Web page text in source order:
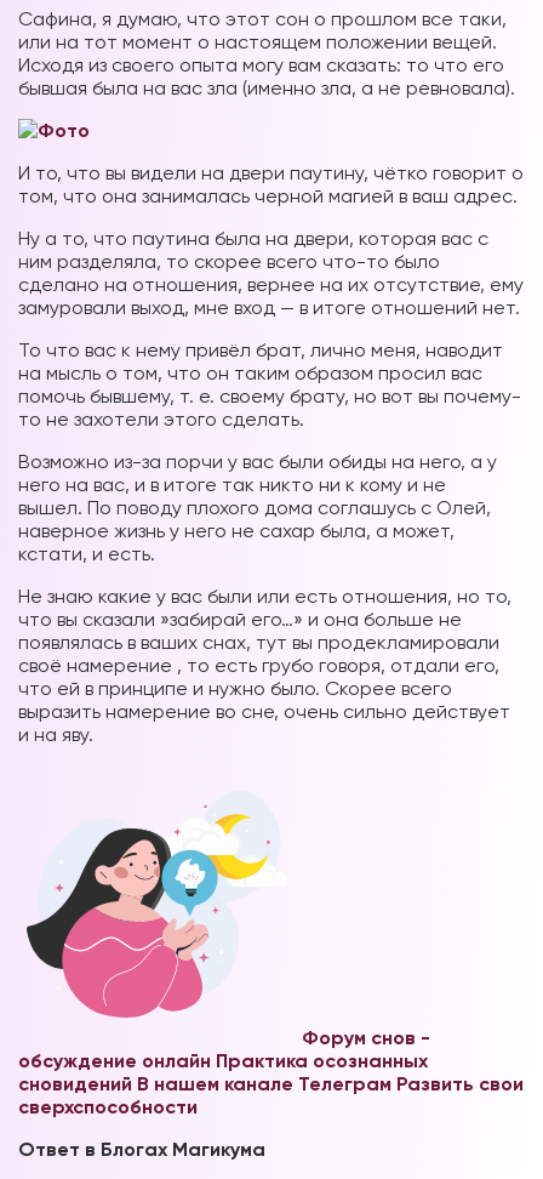
Сафина, я думаю, что этот сон о прошлом все таки,
или на тот момент о настоящем положении вещей.
Исходя из своего опыта могу вам сказать: то что его
бывшая была на вас зла (именно зла, а не ревновала).
И то, что вы видели на двери паутину, чётко говорит о
том, что она занималась черной магией в ваш адрес.
Ну а то, что паутина была на двери, которая вас с
ним разделяла, то скорее всего что-то было
сделано на отношения, вернее на их отсутствие, ему
замуровали выход, мне вход — в итоге отношений нет.
То что вас к нему привёл брат, лично меня, наводит
на мысль о том, что он таким образом просил вас
помочь бывшему, т. е. своему брату, но вот вы почему-
то не захотели этого сделать.
Возможно из-за порчи у вас были обиды на него, а у
него на вас, и в итоге так никто ни к кому и не
вышел. По поводу плохого дома соглашусь с Олей,
наверное жизнь у него не сахар была, а может,
кстати, и есть.
Не знаю какие у вас были или есть отношения, но то,
что вы сказали »забирай его…» и она больше не
появлялась в ваших снах, тут вы продекламировали
своё намерение , то есть грубо говоря, отдали его,
что ей в принципе и нужно было. Скорее всего
выразить намерение во сне, очень сильно действует
и на яву.
Форум снов -
обсуждение онлайн Практика осознанных
сновидений В нашем канале Телеграм Развить свои
сверхспособности
Ответ в Блогах Магикума